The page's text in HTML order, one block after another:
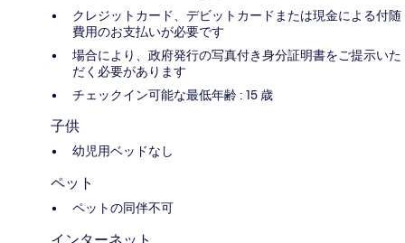
クレジットカード、デビットカードまたは現金による付随
費用のお支払いが必要です
場合により、政府発行の写真付き身分証明書をご提示いた
だく必要があります
チェックイン可能な最低年齢 : 15 歳
子供
幼児用ベッドなし
ペット
ペットの同伴不可